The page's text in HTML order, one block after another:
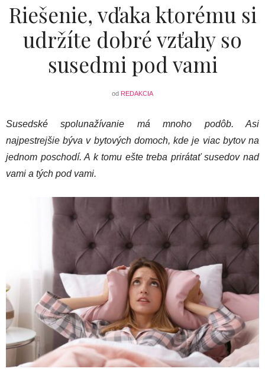
Riešenie, vďaka ktorému si
udržíte dobré vzťahy so
susedmi pod vami
od REDAKCIA
Susedské spolunažívanie má mnoho podôb. Asi
najpestrejšie býva v bytových domoch, kde je viac bytov na
jednom poschodí. A k tomu ešte treba prirátať susedov nad
vami a tých pod vami.